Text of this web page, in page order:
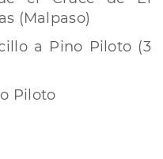
(Malpaso)
a Pino Piloto (3
Piloto